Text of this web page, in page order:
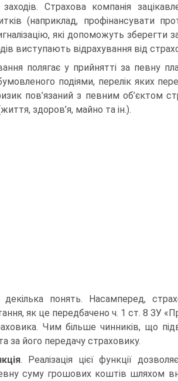
Страхова компанія
(наприк­лад, профінансувати
які допоможуть
виступають відрахування від
полягає у прийнятті за певну
подіями, перелік яких
пов’язаний з певним об’єктом
здоров’я, майно та ін.).
декілька понять. Насамперед,
як це передбачено ч. 1 ст. 8 ЗУ
Чим більше чинників, що
за його передачу страховику.
. Реалізація цієї функції
суму грошових коштів шляхом